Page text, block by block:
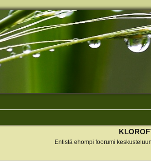
Entistä ehompi foorumi